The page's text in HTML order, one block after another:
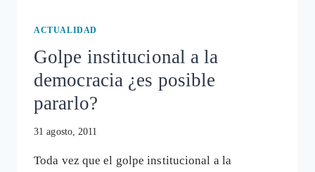
ACTUALIDAD
Golpe institucional a la
democracia ¿es posible
pararlo?
31 agosto, 2011
Toda vez que el golpe institucional a la